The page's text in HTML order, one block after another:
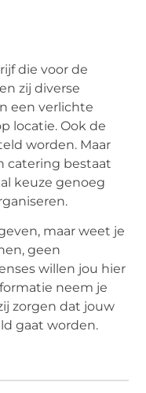
die voor de
zij diverse
een verlichte
locatie. Ook de
worden. Maar
catering bestaat
keuze genoeg
maar weet je
geen
willen jou hier
neem je
zorgen dat jouw
gaat worden.